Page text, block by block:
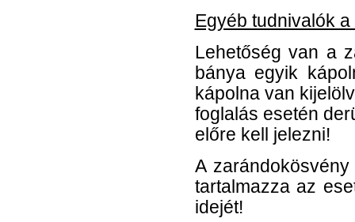
Egyéb tudnivalók
Lehetőség van a
bánya egyik
kápolna van
foglalás esetén
előre kell jelezni!
A
tartalmazza az
idejét!